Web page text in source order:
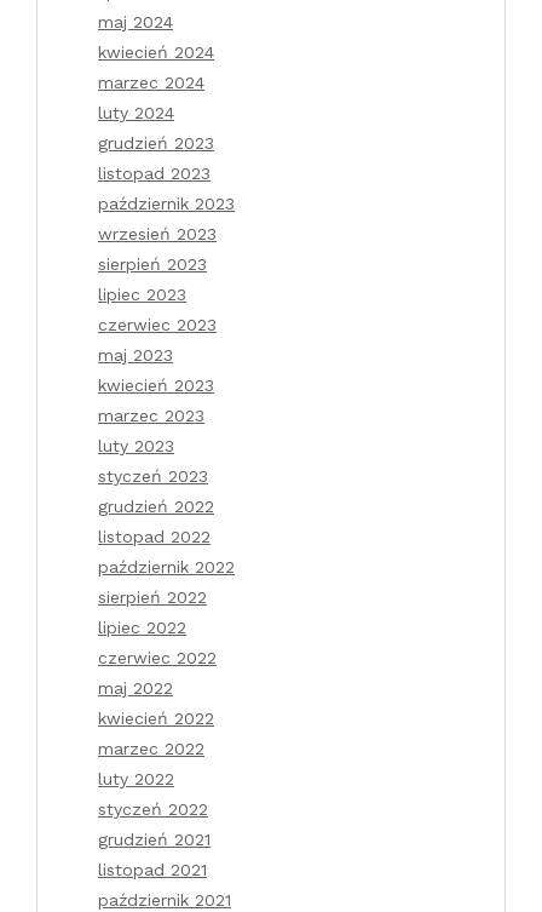
maj 2024
kwiecień 2024
marzec 2024
luty 2024
grudzień 2023
listopad 2023
październik 2023
wrzesień 2023
sierpień 2023
lipiec 2023
czerwiec 2023
maj 2023
kwiecień 2023
marzec 2023
luty 2023
styczeń 2023
grudzień 2022
listopad 2022
październik 2022
sierpień 2022
lipiec 2022
czerwiec 2022
maj 2022
kwiecień 2022
marzec 2022
luty 2022
styczeń 2022
grudzień 2021
listopad 2021
październik 2021